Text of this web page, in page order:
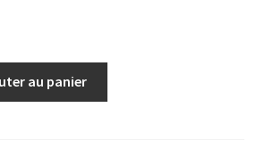
au panier